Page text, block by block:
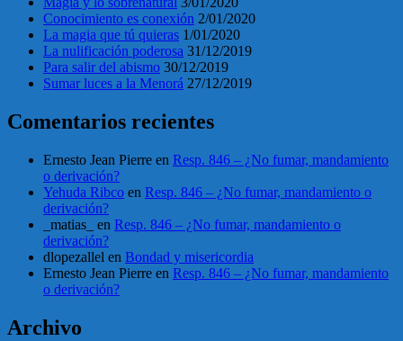
Conocimiento es conexión 2/01/2020
La magia que tú quieras 1/01/2020
La nulificación poderosa 31/12/2019
Para salir del abismo 30/12/2019
Sumar luces a la Menorá 27/12/2019
Comentarios recientes
Ernesto Jean Pierre en Resp. 846 – ¿No fumar, mandamiento
o derivación?
Yehuda Ribco en Resp. 846 – ¿No fumar, mandamiento o
derivación?
_matias_
en Resp. 846 – ¿No fumar, mandamiento o
derivación?
dlopezallel en Bondad y misericordia
Ernesto Jean Pierre en Resp. 846 – ¿No fumar, mandamiento
o derivación?
Archivo